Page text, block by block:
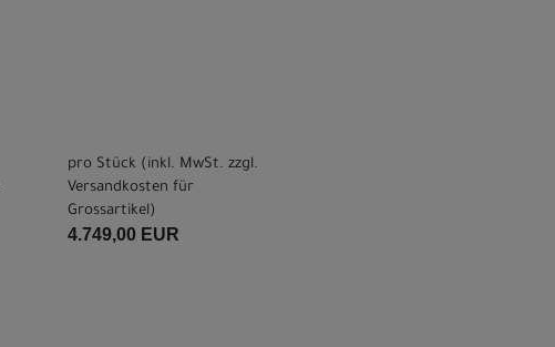
pro Stück (inkl. MwSt. zzgl.
Versandkosten für
Grossartikel )
4.749,00 EUR